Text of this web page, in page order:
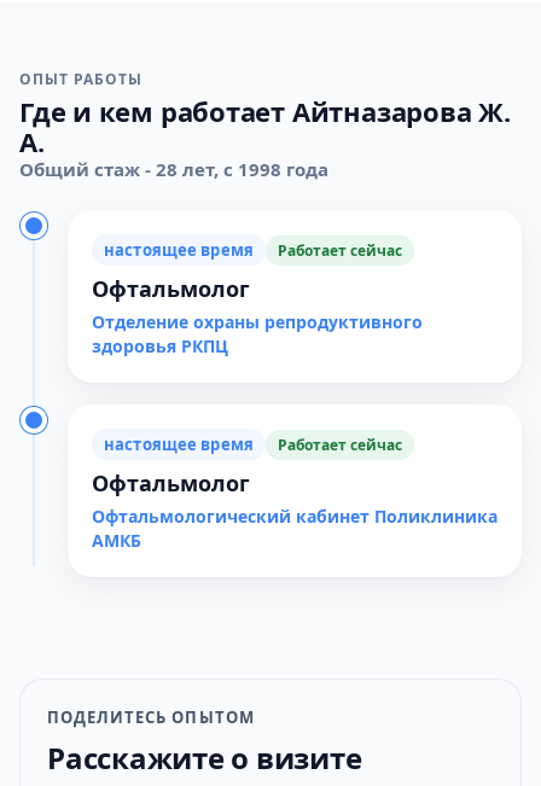
ОПЫТ РАБОТЫ
Где и кем работает Айтназарова Ж.
А.
Общий стаж - 28 лет, с 1998 года
настоящее время Работает сейчас
Офтальмолог
Отделение охраны репродуктивного
здоровья РКПЦ
настоящее время Работает сейчас
Офтальмолог
Офтальмологический кабинет Поликлиника
АМКБ
ПОДЕЛИТЕСЬ ОПЫТОМ
Расскажите о визите